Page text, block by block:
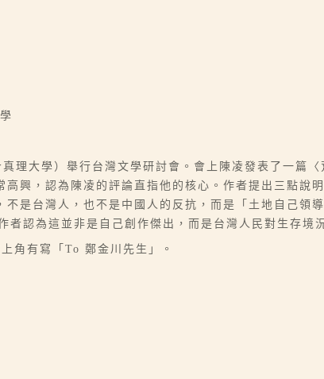
理大學）舉行台灣文學研討會。會上陳凌發表了一篇
興，認為陳凌的評論直指他的核心。作者提出三點說
是台灣人，也不是中國人的反抗，而是「土地自己領
者認為這並非是自己創作傑出，而是台灣人民對生存
角有寫「To 鄭金川先生」。